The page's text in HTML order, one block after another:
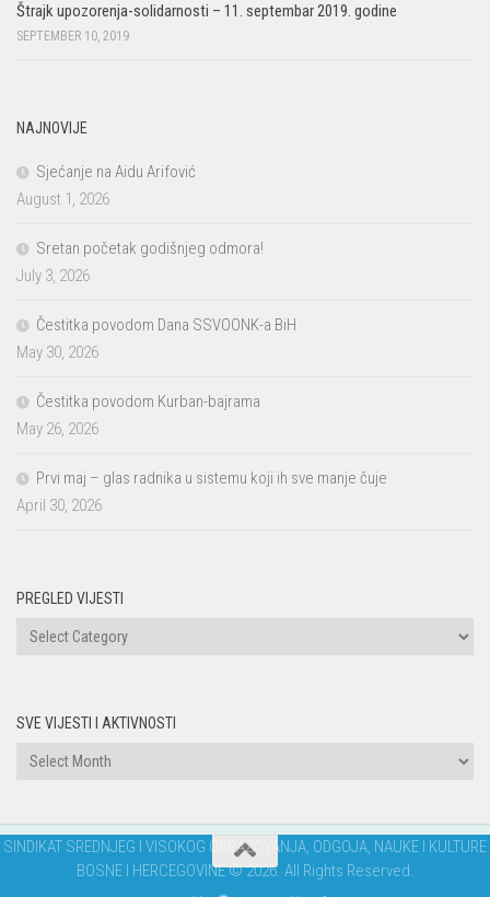
Štrajk upozorenja-solidarnosti – 11. septembar 2019. godine
SEPTEMBER 10, 2019
NAJNOVIJE
Sjećanje na Aidu Arifović
August 1, 2026
Sretan početak godišnjeg odmora!
July 3, 2026
Čestitka povodom Dana SSVOONK-a BiH
May 30, 2026
Čestitka povodom Kurban-bajrama
May 26, 2026
Prvi maj – glas radnika u sistemu koji ih sve manje čuje
April 30, 2026
PREGLED VIJESTI
PREGLED
SVE VIJESTI I AKTIVNOSTI
Sve
aktivnosti
SINDIKAT SREDNJEG I VISOKOG OBRAZOVANJA, ODGOJA, NAUKE I KULTURE
BOSNE I HERCEGOVINE © 2026. All Rights Reserved.